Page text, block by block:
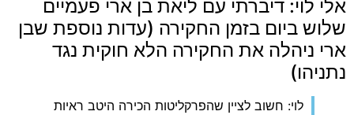
אלי לוי: דיברתי עם ליאת בן ארי פעמיים
שלוש ביום בזמן החקירה (עדות נוספת שבן
ארי ניהלה את החקירה הלא חוקית נגד
נתניהו)
לוי: חשוב לציין שהפרקליטות הכירה היטב ראיות